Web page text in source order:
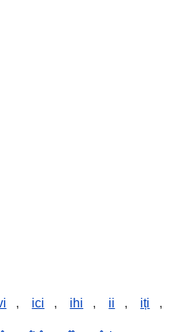
, ici , ihi , ii , iți ,